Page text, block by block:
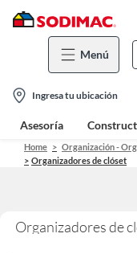
Menú
location-
icon
Ingresa tu ubicación
Asesoría
Home Organización -
Organizadores de clóset
Organizadores de